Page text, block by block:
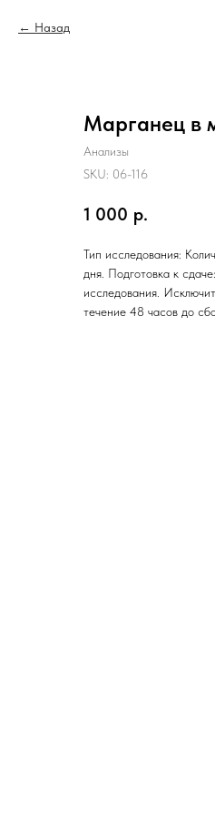
Назад
Марганец в
Анализы
SKU: 06-116
1 000 р.
Тип исследования:
дня. Подготовка к
исследования.
течение 48 часов до